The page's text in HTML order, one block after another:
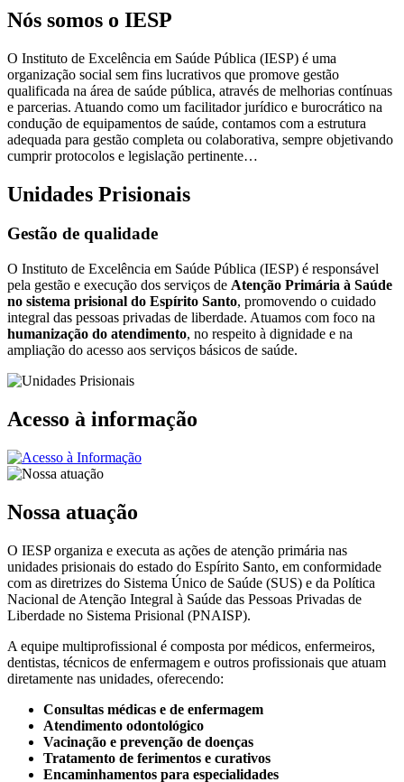
Nós somos o IESP
O Instituto de Excelência em Saúde Pública (IESP) é uma
organização social sem fins lucrativos que promove gestão
qualificada na área de saúde pública, através de melhorias contínuas
e parcerias. Atuando como um facilitador jurídico e burocrático na
condução de equipamentos de saúde, contamos com a estrutura
adequada para gestão completa ou colaborativa, sempre objetivando
cumprir protocolos e legislação pertinente…
Unidades Prisionais
Gestão de qualidade
O Instituto de Excelência em Saúde Pública (IESP) é responsável
pela gestão e execução dos serviços de Atenção Primária à Saúde
no sistema prisional do Espírito Santo, promovendo o cuidado
integral das pessoas privadas de liberdade. Atuamos com foco na
humanização do atendimento, no respeito à dignidade e na
ampliação do acesso aos serviços básicos de saúde.
Acesso à informação
Nossa atuação
O IESP organiza e executa as ações de atenção primária nas
unidades prisionais do estado do Espírito Santo, em conformidade
com as diretrizes do Sistema Único de Saúde (SUS) e da Política
Nacional de Atenção Integral à Saúde das Pessoas Privadas de
Liberdade no Sistema Prisional (PNAISP).
A equipe multiprofissional é composta por médicos, enfermeiros,
dentistas, técnicos de enfermagem e outros profissionais que atuam
diretamente nas unidades, oferecendo:
Consultas médicas e de enfermagem
Atendimento odontológico
Vacinação e prevenção de doenças
Tratamento de ferimentos e curativos
Encaminhamentos para especialidades